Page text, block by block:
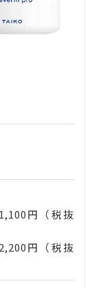
円（税抜
円（税抜